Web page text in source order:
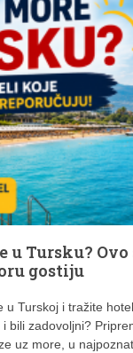
u Tursku?
gostiju
u Turskoj i tražite
bili zadovoljni?
uz more, u